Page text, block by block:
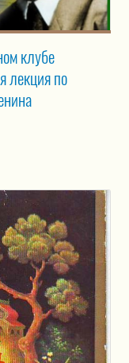
клубе
лекция по